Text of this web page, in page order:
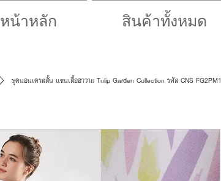
หน้าหลัก สินค้าทั้งหมด
ชุดนอนเดรสสั้น แขนเสื้อฮาวาย Tulip Garden Collection รหัส CNS-FG2PM1